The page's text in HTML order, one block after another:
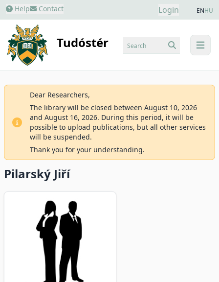
Help Contact Login ENHU
Tudóstér menu
Search
Dear Researchers,
The library will be closed between August 10, 2026
and August 16, 2026. During this period, it will be
possible to upload publications, but all other services
will be suspended.
Thank you for your understanding.
Pilarský Jiří